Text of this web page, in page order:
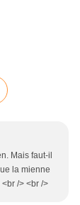
Mais faut-il
la mienne
/> <br />